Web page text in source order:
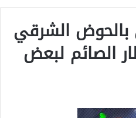
بالحوض الشرقي
الصائم لبعض